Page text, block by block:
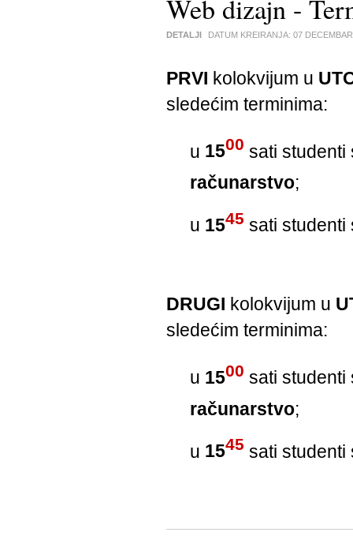
Web dizajn -
DETALJI DATUM KREIRANJA: 07
PRVI kolokvijum u
sledećim terminima:
u 1500 sati
računarstvo;
u 1545 sati
DRUGI kolokvijum u
sledećim terminima:
u 1500 sati
računarstvo;
u 1545 sati